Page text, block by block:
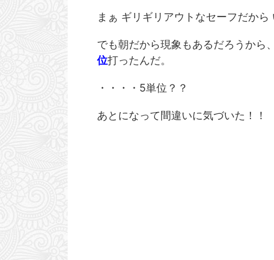
まぁ ギリギリアウトなセーフだから
でも朝だから現象もあるだろうから
位打ったんだ。
・・・・5単位？？
あとになって間違いに気づいた！！
！！ 活き活き。 もう空元気じゃないとやってい
、どうしようもなくなったそのちょっと先にトラ
ス状態になるであろうゾーンが存在すると思う。
分 いまその辺。 そこを超えちゃうと本当の絶望
ま生きてることが楽しいと感じてしまう異常な事
常 と 平然と言ってしまう私はすでに ...
めてやりました！！ 本当は
シフトがかぶってる日があ
なら終業5分前くらいには帰
るから 着替える時間も仕事の